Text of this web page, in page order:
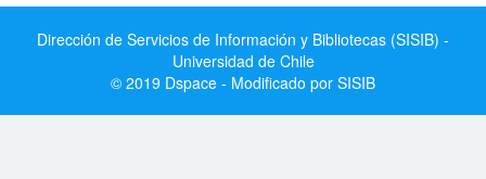
Dirección de Servicios de Información y Bibliotecas (SISIB) -
Universidad de Chile
© 2019 Dspace - Modificado por SISIB